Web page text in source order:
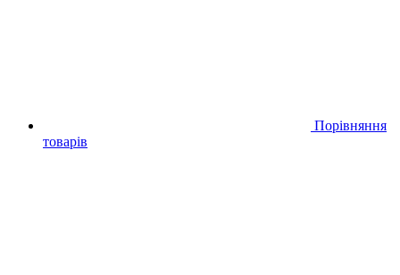
Порівняння
товарів